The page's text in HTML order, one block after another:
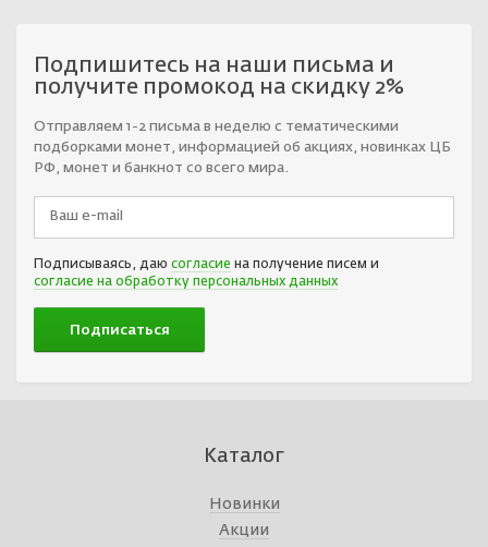
Подпишитесь на наши письма и
получите промокод на скидку 2%
Отправляем 1-2 письма в неделю с тематическими
подборками монет, информацией об акциях, новинках ЦБ
РФ, монет и банкнот со всего мира.
Подписываясь, даю согласие на получение писем и
согласие на обработку персональных данных
Каталог
Новинки
Акции